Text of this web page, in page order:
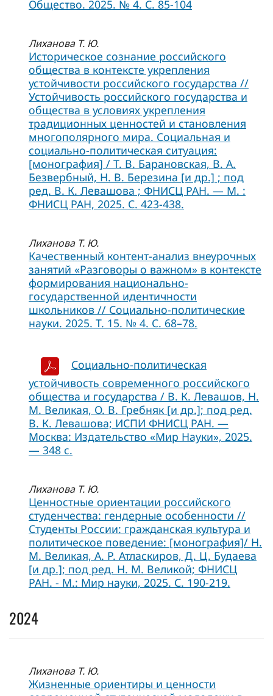
Общество. 2025. № 4. С. 85-104
Лиханова Т. Ю.
Историческое сознание российского
общества в контексте укрепления
устойчивости российского государства //
Устойчивость российского государства и
общества в условиях укрепления
традиционных ценностей и становления
многополярного мира. Социальная и
социально-политическая ситуация:
[монография] / Т. В. Барановская, В. А.
Безвербный, Н. В. Березина [и др.] ; под
ред. В. К. Левашова ; ФНИСЦ РАН. — М. :
ФНИСЦ РАН, 2025. С. 423-438.
Лиханова Т. Ю.
Качественный контент-анализ внеурочных
занятий «Разговоры о важном» в контексте
формирования национально-
государственной идентичности
школьников // Социально-политические
науки. 2025. Т. 15. № 4. С. 68–78.
Социально-политическая
устойчивость современного российского
общества и государства / В. К. Левашов, Н.
М. Великая, О. В. Гребняк [и др.]; под ред.
В. К. Левашова; ИСПИ ФНИСЦ РАН. —
Москва: Издательство «Мир Науки», 2025.
— 348 с.
Лиханова Т. Ю.
Ценностные ориентации российского
студенчества: гендерные особенности //
Студенты России: гражданская культура и
политическое поведение: [монография]/ Н.
М. Великая, А. Р. Атласкиров, Д. Ц. Будаева
[и др.]; под ред. Н. М. Великой; ФНИСЦ
РАН. - М.: Мир науки, 2025. С. 190-219.
2024
Лиханова Т. Ю.
Жизненные ориентиры и ценности